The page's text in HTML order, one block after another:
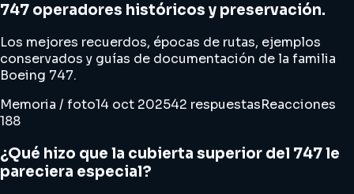
747 operadores históricos y preservación.
Los mejores recuerdos, épocas de rutas, ejemplos
conservados y guías de documentación de la familia
Boeing 747.
Memoria / foto14 oct 202542 respuestasReacciones
188
¿Qué hizo que la cubierta superior del 747 le
pareciera especial?